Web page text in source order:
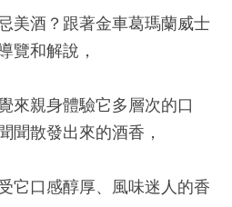
美酒？跟著金車葛瑪蘭威士
覽和解說，
來親身體驗它多層次的口
聞散發出來的酒香，
它口感醇厚、風味迷人的香